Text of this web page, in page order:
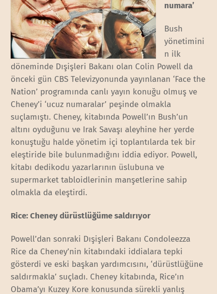
numara’
Bush
yönetimini
n ilk
döneminde Dışişleri Bakanı olan Colin Powell da
önceki gün CBS Televizyonunda yayınlanan ‘Face the
Nation’ programında canlı yayın konuğu olmuş ve
Cheney’i ‘ucuz numaralar’ peşinde olmakla
suçlamıştı. Cheney, kitabında Powell’ın Bush’un
altını oyduğunu ve Irak Savaşı aleyhine her yerde
konuştuğu halde yönetim içi toplantılarda tek bir
eleştiride bile bulunmadığını iddia ediyor. Powell,
kitabı dedikodu yazarlarının üslubuna ve
supermarket tabloidlerinin manşetlerine sahip
olmakla da eleştirdi.
Rice: Cheney dürüstlüğüme saldırıyor
Powell’dan sonraki Dışişleri Bakanı Condoleezza
Rice da Cheney’nin kitabındaki iddialara tepki
gösterdi ve eski başkan yardımcısını, ‘dürüstlüğüne
saldırmakla’ suçladı. Cheney kitabında, Rice’ın
Obama’yı Kuzey Kore konusunda sürekli yanlış